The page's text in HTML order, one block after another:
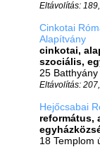
Eltávolítás:
Cinkotai
Alapítvány
cinkotai,
szociális,
25
Eltávolítás:
Hejőcsabai
református,
18 Templom